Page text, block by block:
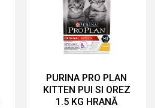
PURINA PRO PLAN
KITTEN PUI SI OREZ
1.5 KG HRANĂ